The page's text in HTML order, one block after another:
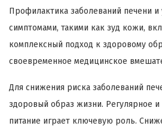
Профилактика заболеваний печени и
симптомами, такими как зуд кожи,
комплексный подход к здоровому
своевременное медицинское
Для снижения риска заболеваний
здоровый образ жизни. Регулярное и
питание играет ключевую роль.